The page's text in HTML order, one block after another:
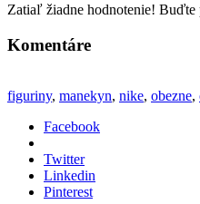
Zatiaľ žiadne hodnotenie! Buďte
Komentáre
figuriny, manekyn, nike, obezne,
Facebook
Twitter
Linkedin
Pinterest